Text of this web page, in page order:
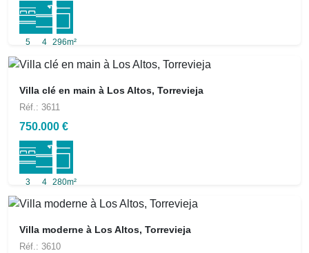
5 4 296m²
Villa clé en main à Los Altos, Torrevieja
Réf.: 3611
750.000 €
3 4 280m²
Villa moderne à Los Altos, Torrevieja
Réf.: 3610